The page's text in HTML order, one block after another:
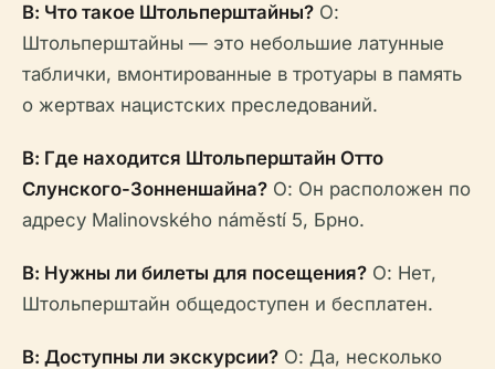
В: Что такое Штольперштайны? О:
Штольперштайны — это небольшие латунные
таблички, вмонтированные в тротуары в память
о жертвах нацистских преследований.
В: Где находится Штольперштайн Отто
Слунского-Зонненшайна? О: Он расположен по
адресу Malinovského náměstí 5, Брно.
В: Нужны ли билеты для посещения? О: Нет,
Штольперштайн общедоступен и бесплатен.
В: Доступны ли экскурсии? О: Да, несколько